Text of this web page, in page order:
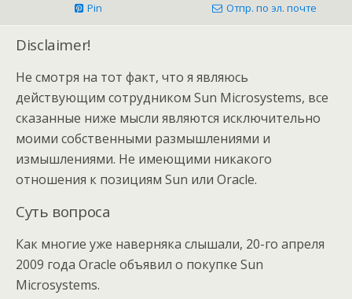
Pin Отпр. по эл. почте
Disclaimer!
Не смотря на тот факт, что я являюсь
действующим сотрудником Sun Microsystems, все
сказанные ниже мысли являются исключительно
моими собственными размышлениями и
измышлениями. Не имеющими никакого
отношения к позициям Sun или Oracle.
Суть вопроса
Как многие уже наверняка слышали, 20-го апреля
2009 года Oracle объявил о покупке Sun
Microsystems.